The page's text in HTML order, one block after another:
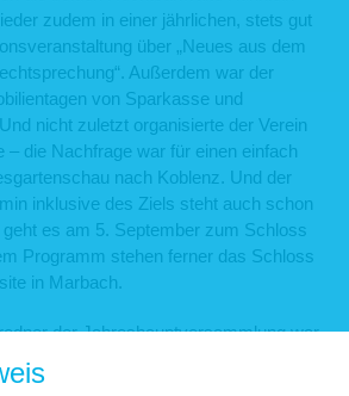
zudem in einer jährlichen, stets gut
über „Neues aus dem
Außerdem war der
von Sparkasse und
nicht zuletzt organisierte der Verein
– die Nachfrage war für einen einfach
nach Koblenz. Und der
inklusive des Ziels steht auch schon
es am 5. September zum Schloss
Programm stehen ferner das Schloss
in Marbach.
der Jahreshauptversammlung war
Landesverbandes und Verbandsdirektor
In seinen Ausführungen